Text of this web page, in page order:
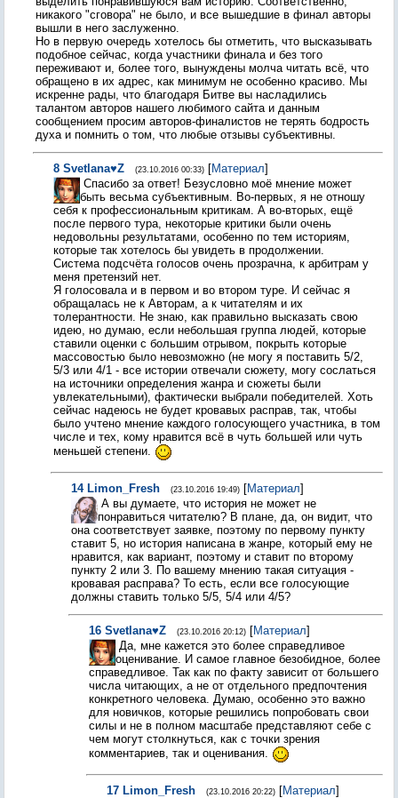
никакого "сговора" не было, и все вышедшие в финал авторы
вышли в него заслуженно.
Но в первую очередь хотелось бы отметить, что высказывать
подобное сейчас, когда участники финала и без того
переживают и, более того, вынуждены молча читать всё, что
обращено в их адрес, как минимум не особенно красиво. Мы
искренне рады, что благодаря Битве вы насладились
талантом авторов нашего любимого сайта и данным
сообщением просим авторов-финалистов не терять бодрость
духа и помнить о том, что любые отзывы субъективны.
8 Svetlana♥Z (23.10.2016 00:33) [Материал]
Спасибо за ответ! Безусловно моё мнение может
быть весьма субъективным. Во-первых, я не отношу
себя к профессиональным критикам. А во-вторых, ещё
после первого тура, некоторые критики были очень
недовольны результатами, особенно по тем историям,
которые так хотелось бы увидеть в продолжении.
Система подсчёта голосов очень прозрачна, к арбитрам у
меня претензий нет.
Я голосовала и в первом и во втором туре. И сейчас я
обращалась не к Авторам, а к читателям и их
толерантности. Не знаю, как правильно высказать свою
идею, но думаю, если небольшая группа людей, которые
ставили оценки с большим отрывом, покрыть которые
массовостью было невозможно (не могу я поставить 5/2,
5/3 или 4/1 - все истории отвечали сюжету, могу сослаться
на источники определения жанра и сюжеты были
увлекательными), фактически выбрали победителей. Хоть
сейчас надеюсь не будет кровавых расправ, так, чтобы
было учтено мнение каждого голосующего участника, в том
числе и тех, кому нравится всё в чуть большей или чуть
меньшей степени.
14 Limon_Fresh (23.10.2016 19:49) [Материал]
А вы думаете, что история не может не
понравиться читателю? В плане, да, он видит, что
она соответствует заявке, поэтому по первому пункту
ставит 5, но история написана в жанре, который ему не
нравится, как вариант, поэтому и ставит по второму
пункту 2 или 3. По вашему мнению такая ситуация -
кровавая расправа? То есть, если все голосующие
должны ставить только 5/5, 5/4 или 4/5?
16 Svetlana♥Z (23.10.2016 20:12) [Материал]
Да, мне кажется это более справедливое
оценивание. И самое главное безобидное, более
справедливое. Так как по факту зависит от большего
числа читающих, а не от отдельного предпочтения
конкретного человека. Думаю, особенно это важно
для новичков, которые решились попробовать свои
силы и не в полном масштабе представляют себе с
чем могут столкнуться, как с точки зрения
комментариев, так и оценивания.
17 Limon_Fresh (23.10.2016 20:22) [Материал]